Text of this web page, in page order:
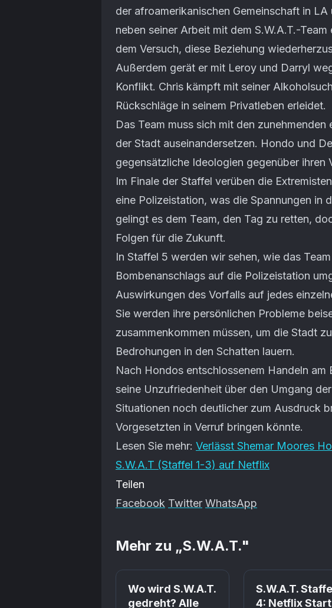
der afroamerikanischen Gemeinschaft in
neben seiner Arbeit mit dem S.W.A.T.-
dem Versuch, diese Beziehung
Außerdem gerät er mit Leroy und Darryl
Konflikt. Chris kämpft mit seiner
Rückschläge in seinem Privatleben erleidet.
Das Team muss sich mit den
der Stadt auseinandersetzen. Hondo und
gegensätzliche Ideologien gegenüber ihren
Im Finale der Staffel verüben die
eine Polizeistation, was die Spannungen in
gelingt es dem Team, den Tag zu retten,
Folgen für die Zukunft.
In Staffel 5 werden wir sehen, wie das
Bombenanschlags auf die Polizeistation
Auswirkungen des Vorfalls auf jedes
Sie werden ihre persönlichen Probleme
zusammenkommen müssen, um die Stadt
Bedrohungen in den Schatten lauern.
Nach Hondos entschlossenem Handeln
seine Unzufriedenheit über den Umgang
Situationen noch deutlicher zum Ausdruck
Vorgesetzten in Verruf bringen könnte.
Lesen Sie mehr: Verlässt Shemar Moores
S.W.A.T (Staffel 1-3) auf Netflix
Teilen
Facebook Twitter WhatsApp
Mehr zu „S.W.A.T."
Wo wird S.W.A.T.
gedreht? Alle
S.W.A.T.
4: Netflix Start,